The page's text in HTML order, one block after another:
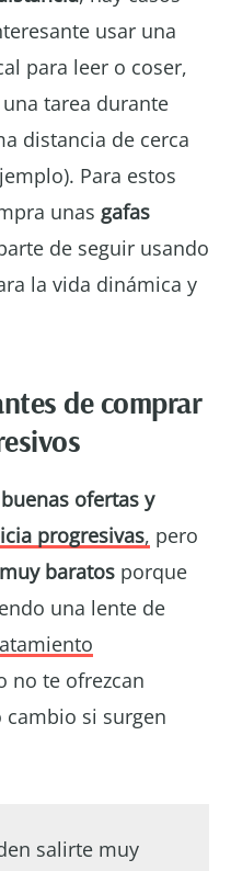
usar una
para leer o coser,
tarea durante
distancia de cerca
Para estos
unas gafas
de seguir usando
la vida dinámica y
de comprar
ofertas y
progresivas, pero
muy baratos porque
una lente de
no te ofrezcan
cambio si surgen
salirte muy